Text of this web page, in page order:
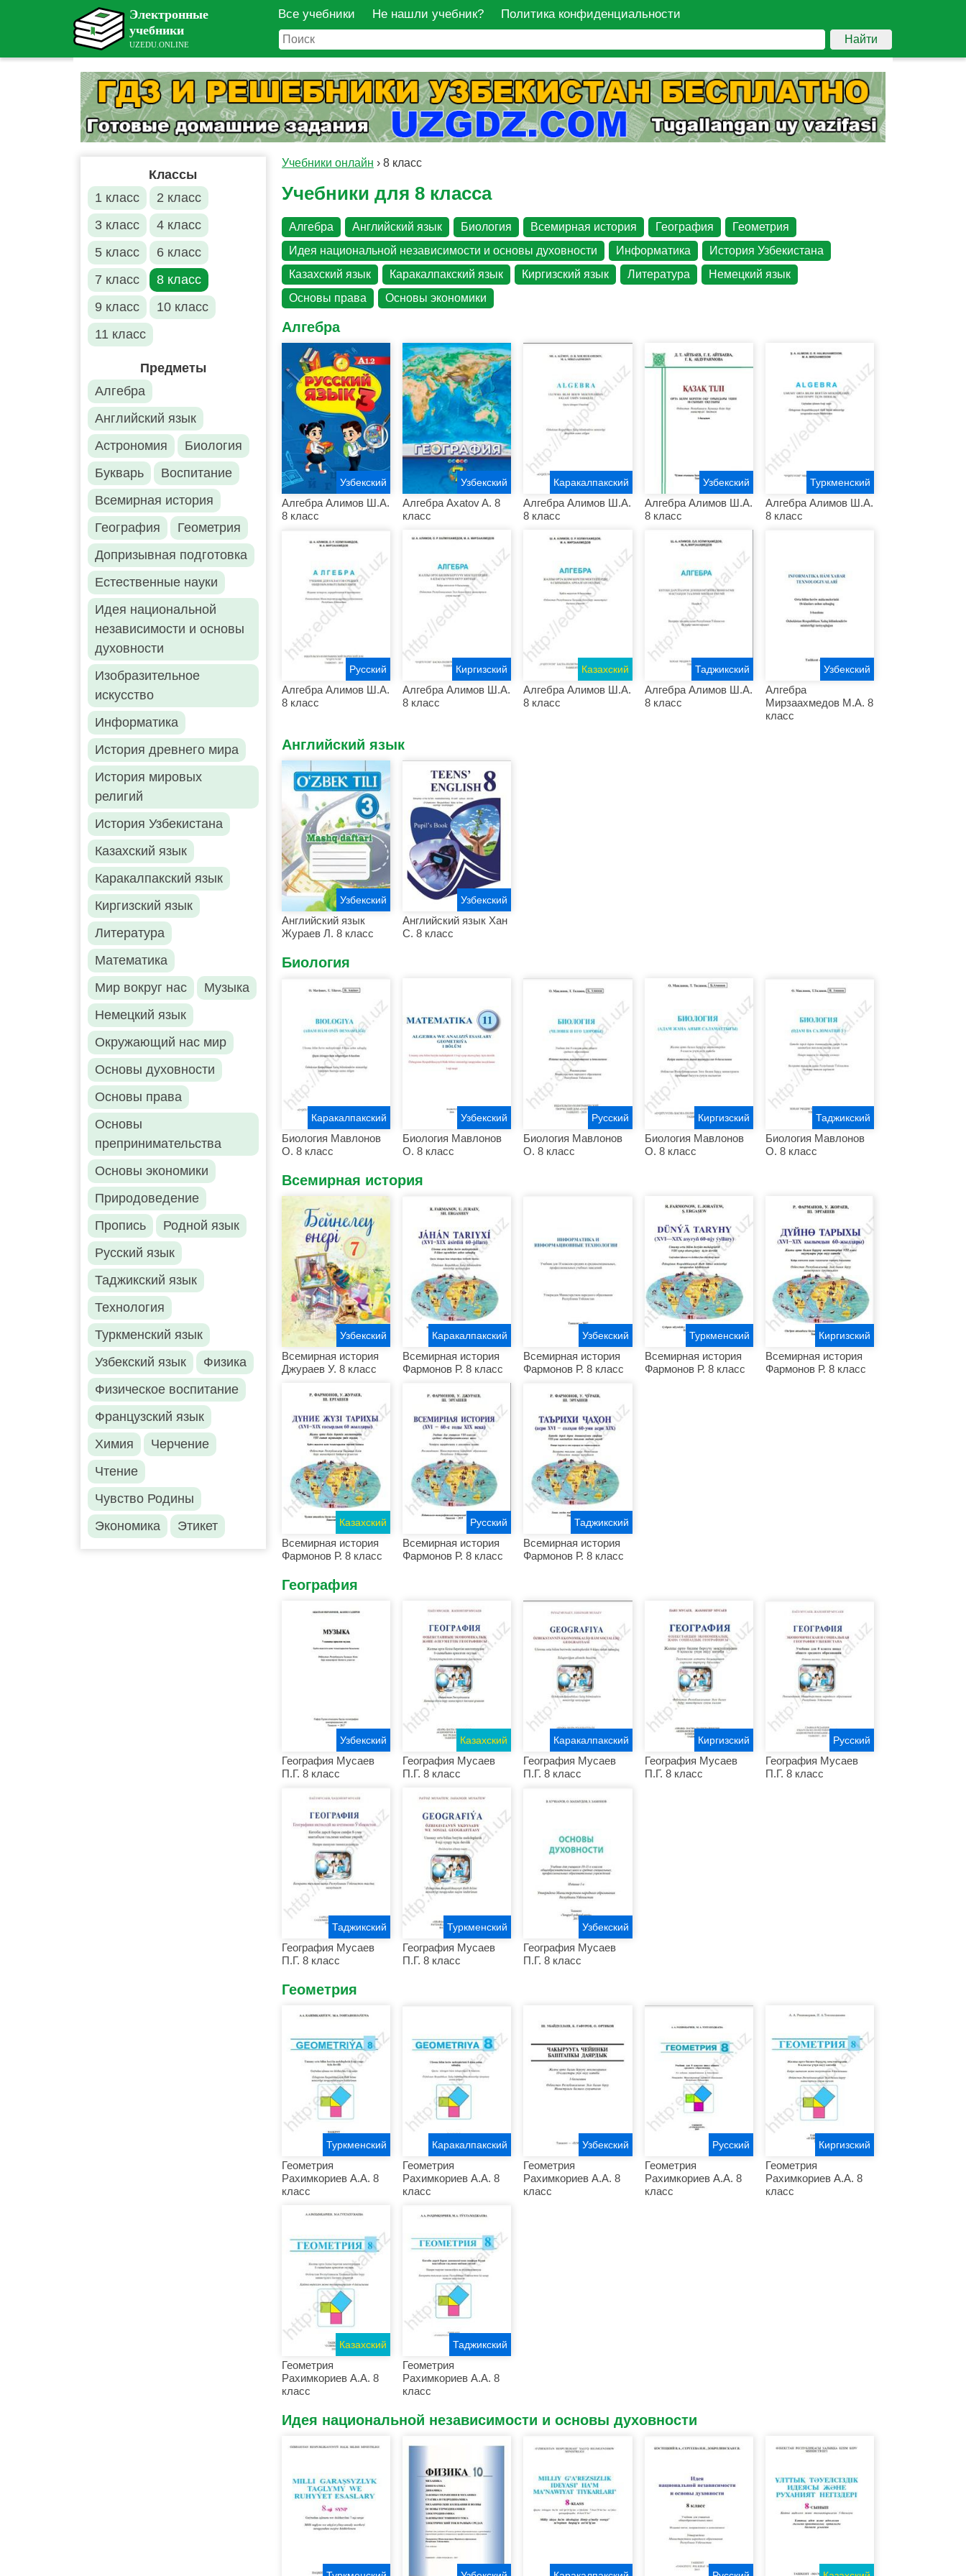
Все учебники Не нашли учебник? Политика конфиденциальности
Найти
Классы
1 класс
2 класс
3 класс
4 класс
5 класс
6 класс
7 класс
8 класс
9 класс
10 класс
11 класс
Предметы
Алгебра
Английский язык
Астрономия
Биология
Букварь
Воспитание
Всемирная история
География
Геометрия
Допризывная подготовка
Естественные науки
Идея национальной
независимости и основы
духовности
Изобразительное
искусство
Информатика
История древнего мира
История мировых
религий
История Узбекистана
Казахский язык
Каракалпакский язык
Киргизский язык
Литература
Математика
Мир вокруг нас
Музыка
Немецкий язык
Окружающий нас мир
Основы духовности
Основы права
Основы
препринимательства
Основы экономики
Природоведение
Пропись
Родной язык
Русский язык
Таджикский язык
Технология
Туркменский язык
Узбекский язык
Физика
Физическое воспитание
Французский язык
Химия
Черчение
Чтение
Чувство Родины
Экономика
Этикет
Учебники онлайн › 8 класс
Учебники для 8 класса
Алгебра Английский язык Биология Всемирная история География
Геометрия
Идея национальной независимости и основы духовности
Информатика
История Узбекистана
Казахский язык
Каракалпакский язык Киргизский язык Литература
Немецкий язык
Основы права
Основы экономики
Алгебра
Алгебра Алимов Ш.А.
8 класс
Узбекский
Алгебра Axatov A. 8
класс
Узбекский
Алгебра Алимов Ш.А.
8 класс
Каракалпакский
Алгебра Алимов Ш.А.
8 класс
Узбекский
Алгебра Алимов Ш.А.
8 класс
Туркменский
Алгебра Алимов Ш.А.
8 класс
Русский
Алгебра Алимов Ш.А.
8 класс
Киргизский
Алгебра Алимов Ш.А.
8 класс
Казахский
Алгебра Алимов Ш.А.
8 класс
Таджикский
Алгебра
Мирзаахмедов М.А. 8
класс
Узбекский
Английский язык
Английский язык
Жураев Л. 8 класс
Узбекский
Английский язык Хан
С. 8 класс
Узбекский
Биология
Биология Мавлонов
О. 8 класс
Каракалпакский
Биология Мавлонов
О. 8 класс
Узбекский
Биология Мавлонов
О. 8 класс
Русский
Биология Мавлонов
О. 8 класс
Киргизский
Биология Мавлонов
О. 8 класс
Таджикский
Всемирная история
Всемирная история
Джураев У. 8 класс
Узбекский
Всемирная история
Фармонов Р. 8 класс
Каракалпакский
Всемирная история
Фармонов Р. 8 класс
Узбекский
Всемирная история
Фармонов Р. 8 класс
Туркменский
Всемирная история
Фармонов Р. 8 класс
Киргизский
Всемирная история
Фармонов Р. 8 класс
Казахский
Всемирная история
Фармонов Р. 8 класс
Русский
Всемирная история
Фармонов Р. 8 класс
Таджикский
География
География Мусаев
П.Г. 8 класс
Узбекский
География Мусаев
П.Г. 8 класс
Казахский
География Мусаев
П.Г. 8 класс
Каракалпакский
География Мусаев
П.Г. 8 класс
Киргизский
География Мусаев
П.Г. 8 класс
Русский
География Мусаев
П.Г. 8 класс
Таджикский
География Мусаев
П.Г. 8 класс
Туркменский
География Мусаев
П.Г. 8 класс
Узбекский
Геометрия
Геометрия
Рахимкориев А.А. 8
класс
Туркменский
Геометрия
Рахимкориев А.А. 8
класс
Каракалпакский
Геометрия
Рахимкориев А.А. 8
класс
Узбекский
Геометрия
Рахимкориев А.А. 8
класс
Русский
Геометрия
Рахимкориев А.А. 8
класс
Киргизский
Геометрия
Рахимкориев А.А. 8
класс
Казахский
Геометрия
Рахимкориев А.А. 8
класс
Таджикский
Идея национальной независимости и основы духовности